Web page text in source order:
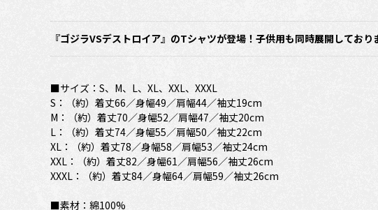
『ゴジラVSデストロイア』のTシャツが登場！子供用も同時展開しており
■サイズ：S、M、L、XL、XXL、XXXL
S：（約）着丈66／身幅49／肩幅44／袖丈19cm
M：（約）着丈70／身幅52／肩幅47／袖丈20cm
L：（約）着丈74／身幅55／肩幅50／袖丈22cm
XL：（約）着丈78／身幅58／肩幅53／袖丈24cm
XXL：（約）着丈82／身幅61／肩幅56／袖丈26cm
XXXL：（約）着丈84／身幅64／肩幅59／袖丈26cm
■素材：綿100%